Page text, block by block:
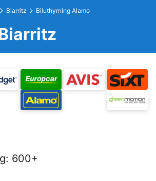
Biarritz Biluthyrning Alamo
: 600+